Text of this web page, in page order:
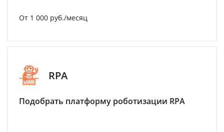
От 1 000 руб./месяц
RPA
Подобрать платформу роботизации RPA